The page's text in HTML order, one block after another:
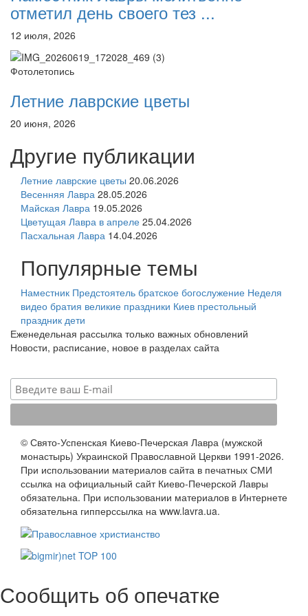
отметил день своего тез ...
12 июля, 2026
Фотолетопись
Летние лаврские цветы
20 июня, 2026
Другие публикации
Летние лаврские цветы 20.06.2026
Весенняя Лавра 28.05.2026
Майская Лавра 19.05.2026
Цветущая Лавра в апреле 25.04.2026
Пасхальная Лавра 14.04.2026
Популярные темы
Наместник Предстоятель братское богослужение Неделя
видео братия великие праздники Киев престольный
праздник дети
Еженедельная рассылка только важных обновлений
Новости, расписание, новое в разделах сайта
© Свято-Успенская Киево-Печерская Лавра (мужской
монастырь) Украинской Православной Церкви 1991-2026.
При использовании материалов сайта в печатных СМИ
ссылка на официальный сайт Киево-Печерской Лавры
обязательна. При использовании материалов в Интернете
обязательна гипперссылка на www.lavra.ua.
Сообщить об опечатке